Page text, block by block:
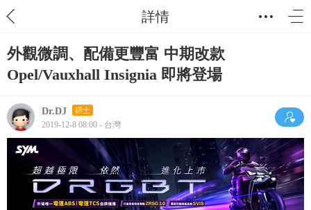
詳情
外觀微調、配備更豐富 中期改款
Opel/Vauxhall Insignia 即將登場
Dr.DJ 碩士
2019-12-8 08:00 - 台灣